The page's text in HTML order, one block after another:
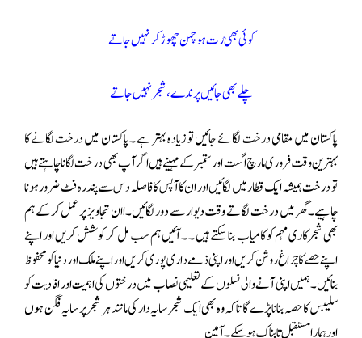
کوئی بھی رُت ہو چمن چھوڑ کر نہیں جاتے
چلے بھی جائیں پرندے ، شجر نہیں جاتے
پاکستان میں مقامی درخت لگائے جائیں تو زیادہ بہتر ہے ۔ پاکستان میں درخت لگانے کا
بہترین وقت فروری مارچ اگست اور ستمبر کے مہینے ہیں اگر آپ بھی درخت لگانا چاہتے ہیں
تو درخت ہمیشہ ایک قطار میں لگائیں اور ان کا آپس کا فاصلہ دس سے پندرہ فٹ ضرور ہونا
چاہیے۔ گھر میں درخت لگاتے وقت دیوار سے دور لگائیں ۔اان تجاویز پر عمل کر کے ہم
بھی شجرکاری مہم کو کامیاب بنا سکتے ہیں ۔ ۔ آئیں ہم سب مل کر کوشش کریں اور اپنے
اپنے حصے کا چراغ روشن کریں اور اپنی ذمے داری پوری کریں اور اپنے ملک اور دنیا کو محفوظ
بنائیں۔ہمیں اپنی آنے والی نسلوں کے تعلیمی نصاب میں درختوں کی اہمیت اور افادیت کو
سلیبس کا حصہ بنانا پڑے گا تاکہ وہ بھی ایک شجر سایہ دار کی مانند ہر شجر پر سایہ فگن ہوں
اور ہمارا مستقبل تابناک ہو سکے۔ آمین